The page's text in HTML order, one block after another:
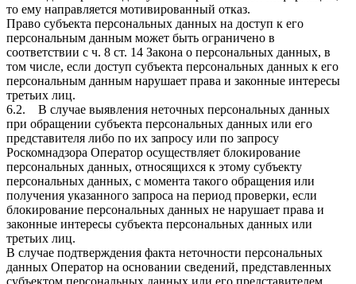
то ему направляется мотивированный отказ.
Право субъекта персональных данных на доступ к его
персональным данным может быть ограничено в
соответствии с ч. 8 ст. 14 Закона о персональных данных, в
том числе, если доступ субъекта персональных данных к его
персональным данным нарушает права и законные интересы
третьих лиц.
6.2. В случае выявления неточных персональных данных
при обращении субъекта персональных данных или его
представителя либо по их запросу или по запросу
Роскомнадзора Оператор осуществляет блокирование
персональных данных, относящихся к этому субъекту
персональных данных, с момента такого обращения или
получения указанного запроса на период проверки, если
блокирование персональных данных не нарушает права и
законные интересы субъекта персональных данных или
третьих лиц.
В случае подтверждения факта неточности персональных
данных Оператор на основании сведений, представленных
субъектом персональных данных или его представителем